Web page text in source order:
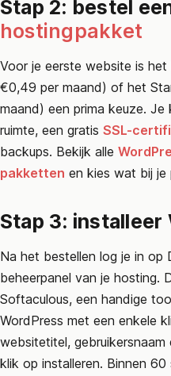
Stap 2: bestel
hostingpakket
Voor je eerste website is
€0,49 per maand) of het
maand) een prima keuze.
ruimte, een gratis SSL-
backups. Bekijk alle
pakketten en kies wat bij je
Stap 3: installeer
Na het bestellen log je in op
beheerpanel van je hosting.
Softaculous, een handige
WordPress met een enkele
websitetitel,
klik op installeren. Binnen 60